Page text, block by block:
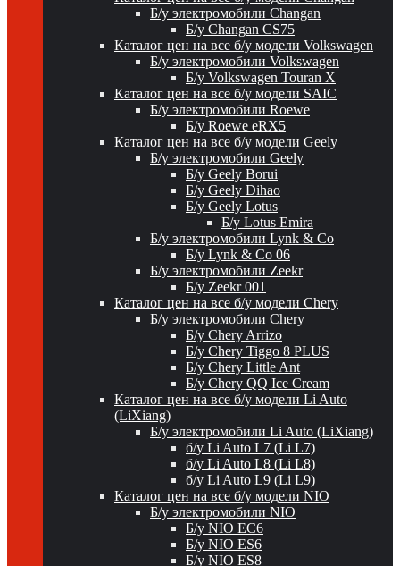
Б/у электромобили Changan
Б/у Changan CS75
Каталог цен на все б/у модели Volkswagen
Б/у электромобили Volkswagen
Б/у Volkswagen Touran X
Каталог цен на все б/у модели SAIC
Б/у электромобили Roewe
Б/у Roewe eRX5
Каталог цен на все б/у модели Geely
Б/у электромобили Geely
Б/у Geely Borui
Б/у Geely Dihao
Б/у Geely Lotus
Б/у Lotus Emira
Б/у электромобили Lynk & Co
Б/у Lynk & Co 06
Б/у электромобили Zeekr
Б/у Zeekr 001
Каталог цен на все б/у модели Chery
Б/у электромобили Chery
Б/у Chery Arrizo
Б/у Chery Tiggo 8 PLUS
Б/у Chery Little Ant
Б/у Chery QQ Ice Cream
Каталог цен на все б/у модели Li Auto
(LiXiang)
Б/у электромобили Li Auto (LiXiang)
б/у Li Auto L7 (Li L7)
б/у Li Auto L8 (Li L8)
б/у Li Auto L9 (Li L9)
Каталог цен на все б/у модели NIO
Б/у электромобили NIO
Б/у NIO EC6
Б/у NIO ES6
Б/у NIO ES8